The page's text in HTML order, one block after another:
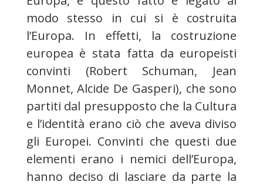
modo stesso in cui si è costruita
l’Europa. In effetti, la costruzione
europea è stata fatta da europeisti
convinti (Robert Schuman, Jean
Monnet, Alcide De Gasperi), che sono
partiti dal presupposto che la Cultura
e l’identità erano ciò che aveva diviso
gli Europei. Convinti che questi due
elementi erano i nemici dell’Europa,
hanno deciso di lasciare da parte la